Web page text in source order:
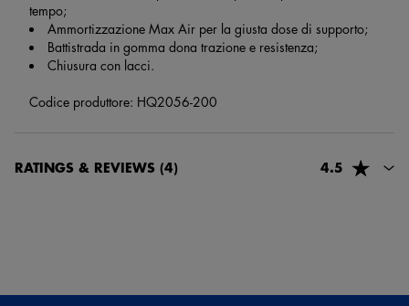
tempo;
Ammortizzazione Max Air per la giusta dose di supporto;
Battistrada in gomma dona trazione e resistenza;
Chiusura con lacci.
Codice produttore: HQ2056-200
RATINGS & REVIEWS (4) 4.5